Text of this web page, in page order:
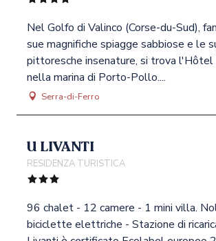
Nel Golfo di Valinco (Corse-du-Sud),
sue magnifiche spiagge sabbiose e le
pittoresche insenature, si trova l'Hôtel
nella marina di Porto-Pollo....
Serra-di-Ferro
U LIVANTI
RESIDENZA TURISTICA
96 chalet - 12 camere - 1 mini villa.
biciclette elettriche - Stazione di